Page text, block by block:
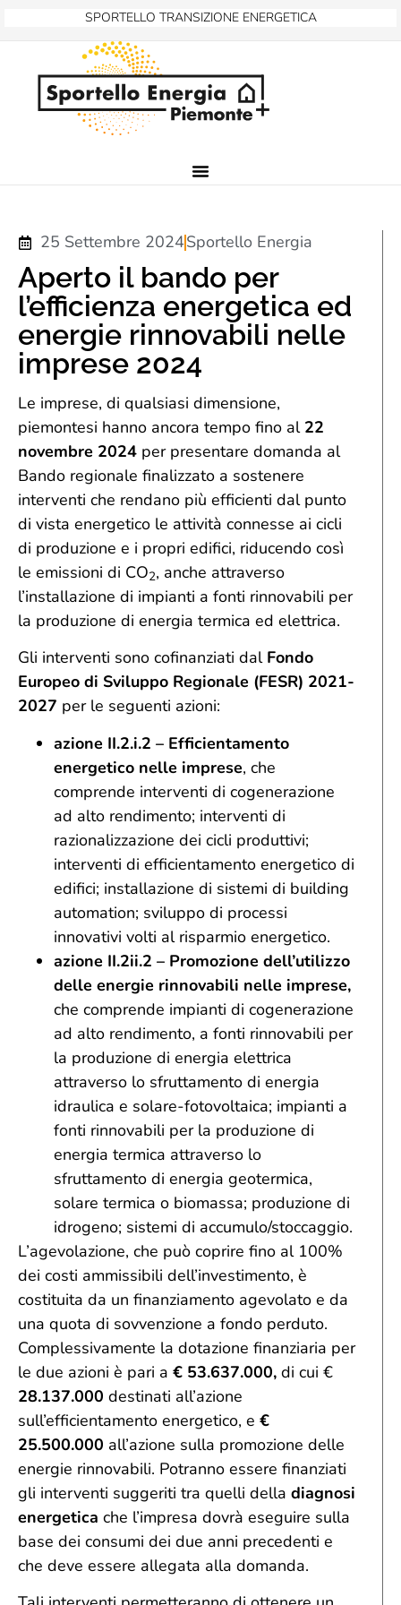
SPORTELLO TRANSIZIONE ENERGETICA
25 Settembre 2024Sportello Energia
Aperto il bando per
l’efficienza energetica ed
energie rinnovabili nelle
imprese 2024
Le imprese, di qualsiasi dimensione,
piemontesi hanno ancora tempo fino al 22
novembre 2024 per presentare domanda al
Bando regionale finalizzato a sostenere
interventi che rendano più efficienti dal punto
di vista energetico le attività connesse ai cicli
di produzione e i propri edifici, riducendo così
le emissioni di CO2, anche attraverso
l’installazione di impianti a fonti rinnovabili per
la produzione di energia termica ed elettrica.
Gli interventi sono cofinanziati dal Fondo
Europeo di Sviluppo Regionale (FESR) 2021-
2027 per le seguenti azioni:
azione II.2.i.2 – Efficientamento
energetico nelle imprese, che
comprende interventi di cogenerazione
ad alto rendimento; interventi di
razionalizzazione dei cicli produttivi;
interventi di efficientamento energetico di
edifici; installazione di sistemi di building
automation; sviluppo di processi
innovativi volti al risparmio energetico.
azione II.2ii.2 – Promozione dell’utilizzo
delle energie rinnovabili nelle imprese,
che comprende impianti di cogenerazione
ad alto rendimento, a fonti rinnovabili per
la produzione di energia elettrica
attraverso lo sfruttamento di energia
idraulica e solare-fotovoltaica; impianti a
fonti rinnovabili per la produzione di
energia termica attraverso lo
sfruttamento di energia geotermica,
solare termica o biomassa; produzione di
idrogeno; sistemi di accumulo/stoccaggio.
L’agevolazione, che può coprire fino al 100%
dei costi ammissibili dell’investimento, è
costituita da un finanziamento agevolato e da
una quota di sovvenzione a fondo perduto.
Complessivamente la dotazione finanziaria per
le due azioni è pari a € 53.637.000, di cui €
28.137.000 destinati all’azione
sull’efficientamento energetico, e €
25.500.000 all’azione sulla promozione delle
energie rinnovabili. Potranno essere finanziati
gli interventi suggeriti tra quelli della diagnosi
energetica che l’impresa dovrà eseguire sulla
base dei consumi dei due anni precedenti e
che deve essere allegata alla domanda.